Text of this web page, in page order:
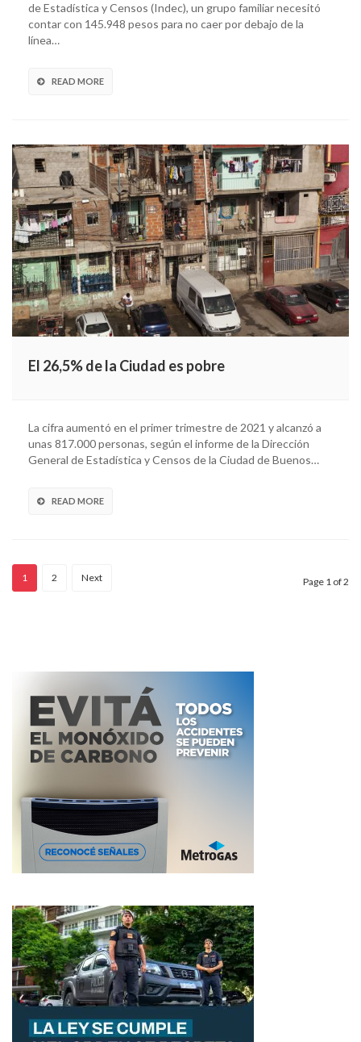
de Estadística y Censos (Indec), un grupo familiar necesitó
contar con 145.948 pesos para no caer por debajo de la
línea…
READ MORE
El 26,5% de la Ciudad es pobre
La cifra aumentó en el primer trimestre de 2021 y alcanzó a
unas 817.000 personas, según el informe de la Dirección
General de Estadística y Censos de la Ciudad de Buenos…
READ MORE
1 2 Next Page 1 of 2